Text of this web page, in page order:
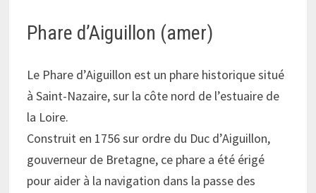
Phare d’Aiguillon (amer)
Le Phare d’Aiguillon est un phare historique situé
à Saint-Nazaire, sur la côte nord de l’estuaire de
la Loire.
Construit en 1756 sur ordre du Duc d’Aiguillon,
gouverneur de Bretagne, ce phare a été érigé
pour aider à la navigation dans la passe des